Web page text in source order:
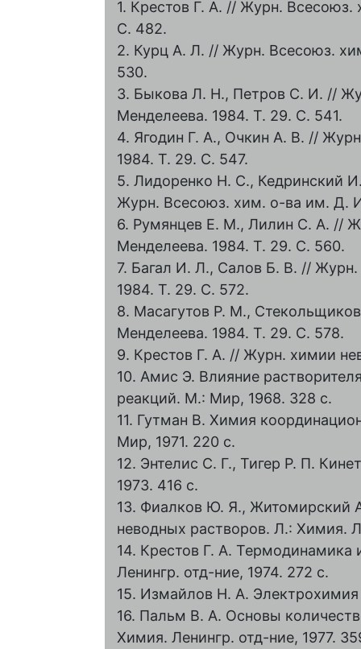
1. Крестов Г. А. // Журн.
С. 482.
2. Курц А. Л. // Журн. Всесоюз.
530.
3. Быкова Л. Н., Петров С. И. //
Менделеева. 1984. Т. 29. С. 541.
4. Ягодин Г. А., Очкин А. В. //
1984. Т. 29. С. 547.
5. Лидоренко Н. С., Кедринский
Журн. Всесоюз. хим. о-ва им. Д.
6. Румянцев Е. М., Лилин С. А. //
Менделеева. 1984. Т. 29. С. 560.
7. Багал И. Л., Салов Б. В. //
1984. Т. 29. С. 572.
8. Масагутов Р. М.,
Менделеева. 1984. Т. 29. С. 578.
9. Крестов Г. А. // Журн. химии
10. Амис Э. Влияние
реакций. М.: Мир, 1968. 328 с.
11. Гутман В. Химия
Мир, 1971. 220 с.
12. Энтелис С. Г., Тигер Р. П.
1973. 416 с.
13. Фиалков Ю. Я., Житомирский
неводных растворов. Л.: Химия.
14. Крестов Г. А.
Ленингр. отд-ние, 1974. 272 с.
15. Измайлов Н. А.
16. Пальм В. А. Основы
Химия. Ленингр. отд-ние, 1977.